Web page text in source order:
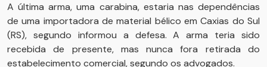
A última arma, uma carabina, estaria nas dependências
de uma importadora de material bélico em Caxias do Sul
(RS), segundo informou a defesa. A arma teria sido
recebida de presente, mas nunca fora retirada do
estabelecimento comercial, segundo os advogados.